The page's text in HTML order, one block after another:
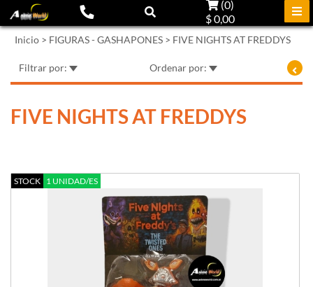
(0)
$ 0,00
Inicio > FIGURAS - GASHAPONES > FIVE NIGHTS AT FREDDYS
Filtrar por: Ordenar por:
FIVE NIGHTS AT FREDDYS
STOCK 1 UNIDAD/ES